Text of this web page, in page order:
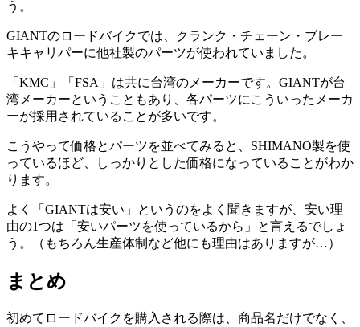
う。
GIANTのロードバイクでは、クランク・チェーン・ブレー
キキャリパーに他社製のパーツが使われていました。
「KMC」「FSA」は共に台湾のメーカーです。GIANTが台
湾メーカーということもあり、各パーツにこういったメーカ
ーが採用されていることが多いです。
こうやって価格とパーツを並べてみると、SHIMANO製を使
っているほど、しっかりとした価格になっていることがわか
ります。
よく「GIANTは安い」というのをよく聞きますが、安い理
由の1つは「安いパーツを使っているから」と言えるでしょ
う。（もちろん生産体制など他にも理由はありますが…）
まとめ
初めてロードバイクを購入される際は、商品名だけでなく、